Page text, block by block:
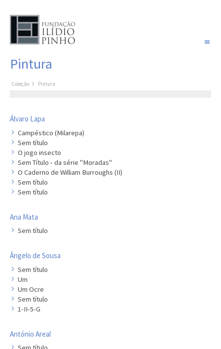
Pintura
Coleção Pintura
Álvaro Lapa
Campéstico (Milarepa)
Sem título
O jogo insecto
Sem Título - da série "Moradas"
O Caderno de William Burroughs (II)
Sem título
Sem título
Ana Mata
Sem título
Ângelo de Sousa
Sem título
Um
Um Ocre
Sem título
1-II-5-G
António Areal